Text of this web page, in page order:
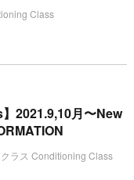
Class
2021.9,10月〜New
ラス Conditioning Class